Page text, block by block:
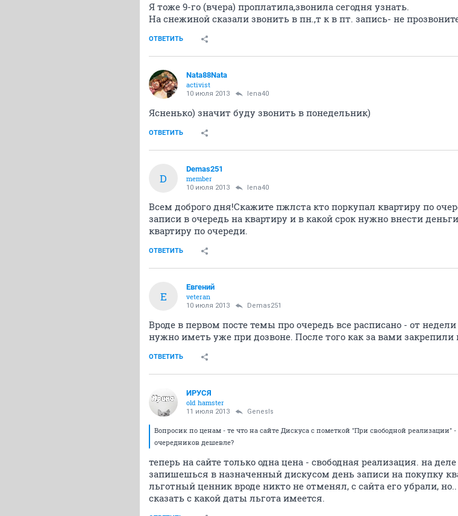
Я тоже 9-го (вчера) проплатила,звонила сегодня узнать.
На снежиной сказали звонить в пн.,т к в пт. запись- не
ОТВЕТИТЬ
Nata88Nata
activist
10 июля 2013 lena40
Ясненько) значит буду звонить в понедельник)
ОТВЕТИТЬ
D
Demas251
member
10 июля 2013 lena40
Всем доброго дня!Скажите пжлста кто поркупал квартиру по
записи в очередь на квартиру и в какой срок нужно внести
квартиру по очереди.
ОТВЕТИТЬ
E
Eвгений
veteran
10 июля 2013 Demas251
Вроде в первом посте темы про очередь все расписано - от
нужно иметь уже при дозвоне. После того как за вами закрепили
ОТВЕТИТЬ
ИРУСЯ
old hamster
11 июля 2013 Genesls
Вопросик по ценам - те что на сайте Дискуса с пометкой "При свободной реализации"
очередников дешевле?
теперь на сайте только одна цена - свободная реализация. на
запишешься в назначенный дискусом день записи на покупку
льготный ценник вроде никто не отменял, с сайта его убрали,
сказать с какой даты льгота имеется.